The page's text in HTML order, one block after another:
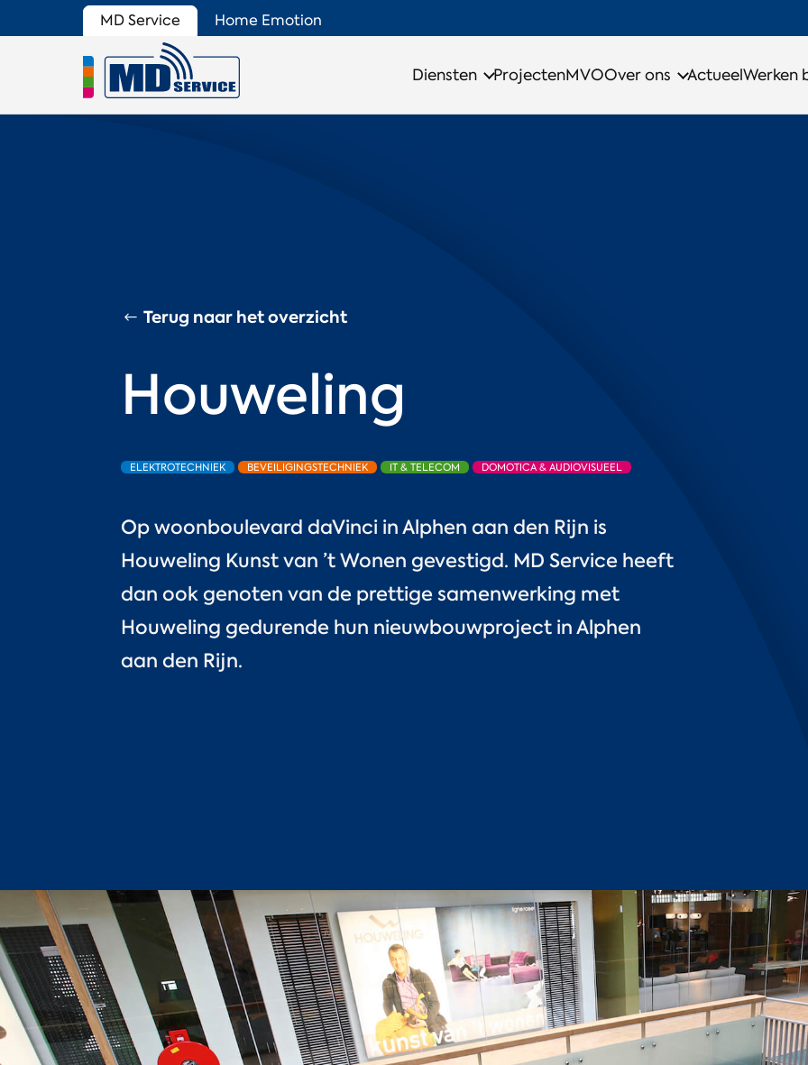
MD Service Home Emotion
Diensten ProjectenMVOOver ons ActueelWerken
Terug naar het overzicht
Houweling
ELEKTROTECHNIEK BEVEILIGINGSTECHNIEK IT & TELECOM DOMOTICA & AUDIOVISUEEL
Op woonboulevard daVinci in Alphen aan den Rijn is
Houweling Kunst van ’t Wonen gevestigd. MD Service heeft
dan ook genoten van de prettige samenwerking met
Houweling gedurende hun nieuwbouwproject in Alphen
aan den Rijn.